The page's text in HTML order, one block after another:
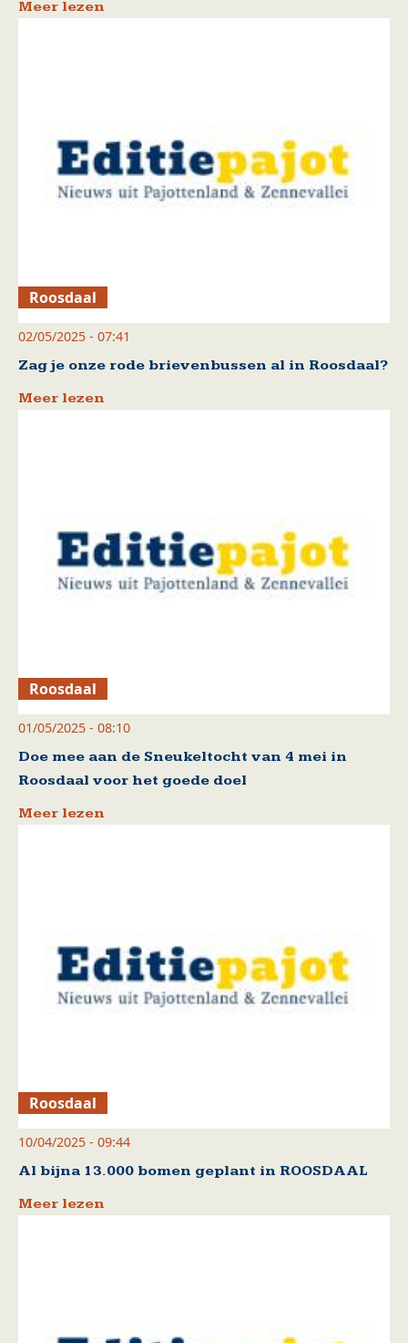
Meer lezen
Roosdaal
02/05/2025 - 07:41
Zag je onze rode brievenbussen al in Roosdaal?
Meer lezen
Roosdaal
01/05/2025 - 08:10
Doe mee aan de Sneukeltocht van 4 mei in
Roosdaal voor het goede doel
Meer lezen
Roosdaal
10/04/2025 - 09:44
Al bijna 13.000 bomen geplant in ROOSDAAL
Meer lezen